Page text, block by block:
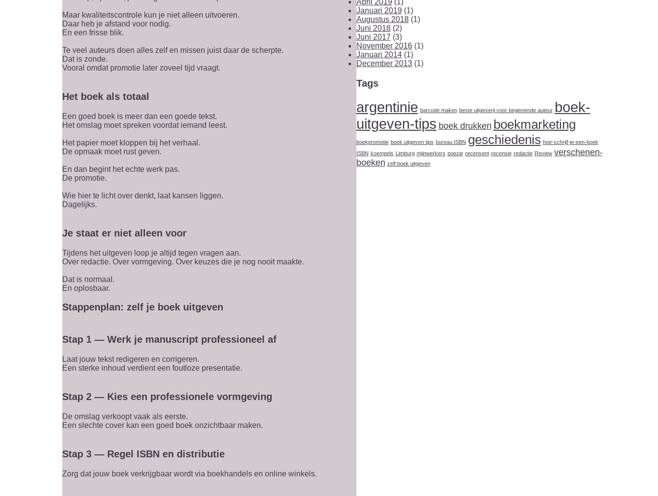
Maar kwaliteitscontrole kun je niet alleen uitvoeren.
Daar heb je afstand voor nodig.
En een frisse blik.
Te veel auteurs doen alles zelf en missen juist daar de scherpte.
Dat is zonde.
Vooral omdat promotie later zoveel tijd vraagt.
Het boek als totaal
Een goed boek is meer dan een goede tekst.
Het omslag moet spreken voordat iemand leest.
Het papier moet kloppen bij het verhaal.
De opmaak moet rust geven.
En dan begint het echte werk pas.
De promotie.
Wie hier te licht over denkt, laat kansen liggen.
Dagelijks.
Je staat er niet alleen voor
Tijdens het uitgeven loop je altijd tegen vragen aan.
Over redactie. Over vormgeving. Over keuzes die je nog nooit maakte.
Dat is normaal.
En oplosbaar.
Stappenplan: zelf je boek uitgeven
Stap 1 — Werk je manuscript professioneel af
Laat jouw tekst redigeren en corrigeren.
Een sterke inhoud verdient een foutloze presentatie.
Stap 2 — Kies een professionele vormgeving
De omslag verkoopt vaak als eerste.
Een slechte cover kan een goed boek onzichtbaar maken.
Stap 3 — Regel ISBN en distributie
Zorg dat jouw boek verkrijgbaar wordt via boekhandels en online winkels.
Januari 2019(1)
Augustus 2018(1)
Juni 2018(2)
Juni 2017 (3)
November 2016(1)
Januari 2014(1)
December 2013(1)
Tags
argentinie barcode maken beste uitgeverij voor beginnende auteur boek-
uitgeven-tips boek drukken boekmarketing
boekpromotie boek uitgeven tips bureau ISBN geschiedenis hoe-schrijf-je-een-boek
ISBN koempels Limburg mijnwerkers poezie recensent recensie redactie Review verschenen-
boeken zelf boek uitgeven